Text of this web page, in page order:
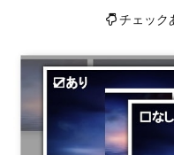
チェック